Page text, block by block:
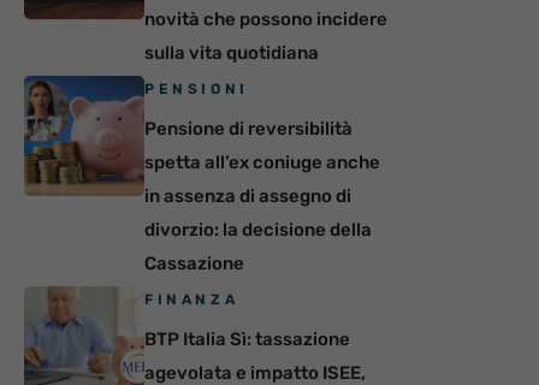
novità che possono incidere
sulla vita quotidiana
PENSIONI
Pensione di reversibilità
spetta all’ex coniuge anche
in assenza di assegno di
divorzio: la decisione della
Cassazione
FINANZA
BTP Italia Sì: tassazione
agevolata e impatto ISEE,